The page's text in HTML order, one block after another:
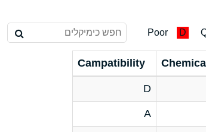
D
Poor
Chemical
Campatibility
D
A